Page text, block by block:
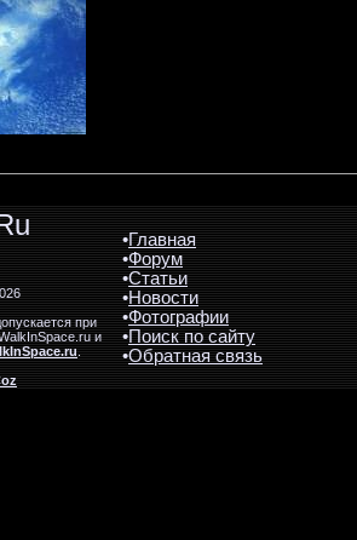
при
и
.
•Главная
•Форум
•Статьи
•Новости
•Фотографии
•Поиск по сайту
•Обратная связь